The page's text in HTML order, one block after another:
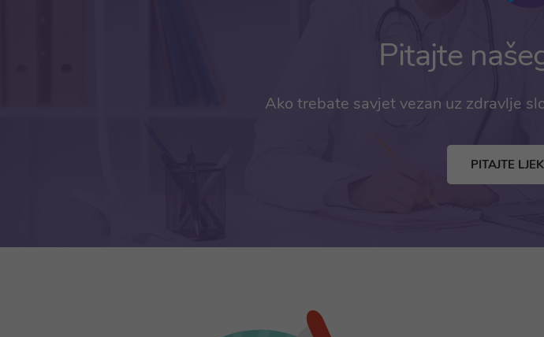
Pitajte
Ako trebate savjet vezan uz zdravlje
PITAJTE